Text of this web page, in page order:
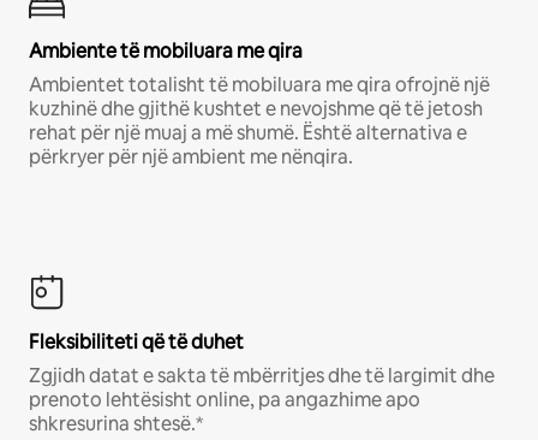
Ambiente të mobiluara me qira
Ambientet totalisht të mobiluara me qira ofrojnë një
kuzhinë dhe gjithë kushtet e nevojshme që të jetosh
rehat për një muaj a më shumë. Është alternativa e
përkryer për një ambient me nënqira.
Fleksibiliteti që të duhet
Zgjidh datat e sakta të mbërritjes dhe të largimit dhe
prenoto lehtësisht online, pa angazhime apo
shkresurina shtesë.*